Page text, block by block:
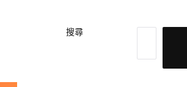
搜尋